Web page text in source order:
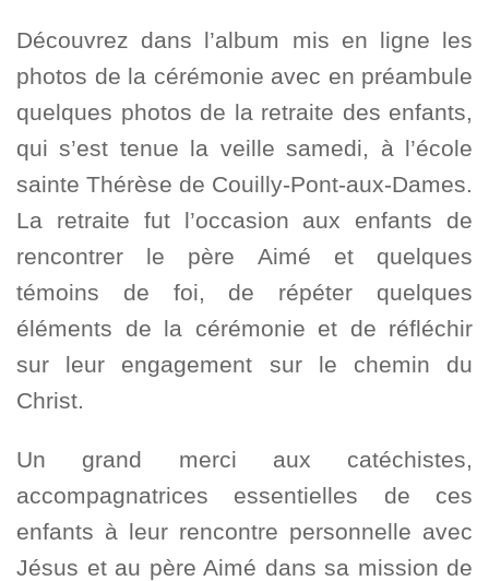
Découvrez dans l’album mis en ligne les
photos de la cérémonie avec en préambule
quelques photos de la retraite des enfants,
qui s’est tenue la veille samedi, à l’école
sainte Thérèse de Couilly-Pont-aux-Dames.
La retraite fut l’occasion aux enfants de
rencontrer le père Aimé et quelques
témoins de foi, de répéter quelques
éléments de la cérémonie et de réfléchir
sur leur engagement sur le chemin du
Christ.
Un grand merci aux catéchistes,
accompagnatrices essentielles de ces
enfants à leur rencontre personnelle avec
Jésus et au père Aimé dans sa mission de